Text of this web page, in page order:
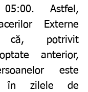
Astfel,
Externe
că, potrivit
anterior,
este
în zilele de